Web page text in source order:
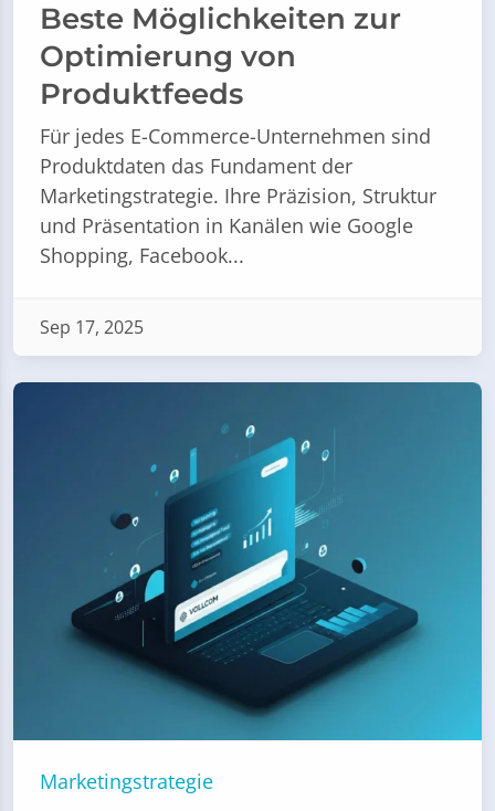
Beste Möglichkeiten zur
Optimierung von
Produktfeeds
Für jedes E-Commerce-Unternehmen sind
Produktdaten das Fundament der
Marketingstrategie. Ihre Präzision, Struktur
und Präsentation in Kanälen wie Google
Shopping, Facebook...
Sep 17, 2025
Marketingstrategie